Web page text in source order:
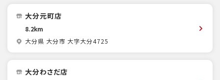
大分元町店
8.2km
大分県 大分市 大字大分4725
大分わさだ店